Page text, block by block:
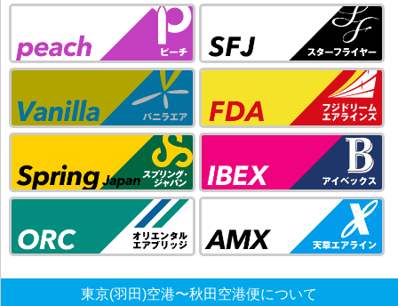
東京(羽田)空港〜秋田空港便について